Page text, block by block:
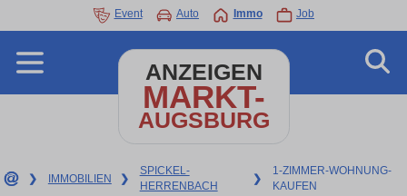
Event Auto Immo Job
ANZEIGEN
MARKT-
AUGSBURG
❯ IMMOBILIEN ❯
SPICKEL-
HERRENBACH
❯
1-ZIMMER-WOHNUNG-
KAUFEN